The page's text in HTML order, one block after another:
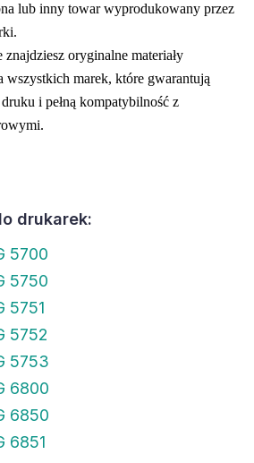
lub inny towar wyprodukowany przez
oryginalne materiały
wszystkich marek, które gwarantują
i pełną kompatybilność z
drukarek:
5700
5750
5751
5752
5753
6800
6850
6851